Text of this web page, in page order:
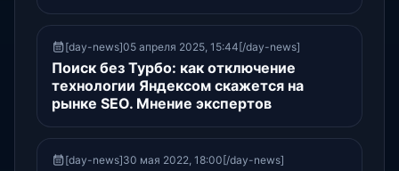
[day-news]05 апреля 2025, 15:44[/day-news]
Поиск без Турбо: как отключение
технологии Яндексом скажется на
рынке SEO. Мнение экспертов
[day-news]30 мая 2022, 18:00[/day-news]